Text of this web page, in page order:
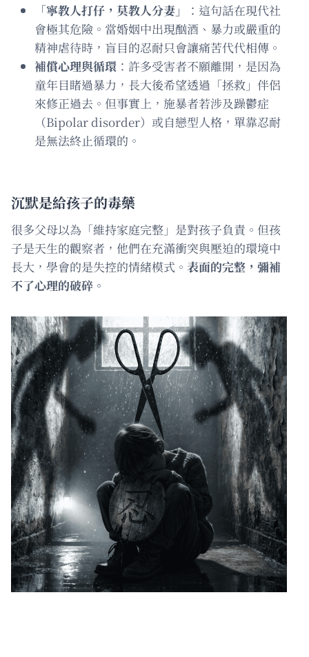
「寧教人打仔，莫教人分妻」
：這句話在現代社
會極其危險。當婚姻中出現酗酒、暴力或嚴重的
精神虐待時，盲目的忍耐只會讓痛苦代代相傳。
補償心理與循環 ：許多受害者不願離開，是因為
童年目睹過暴力，長大後希望透過「拯救」伴侶
來修正過去。但事實上，施暴者若涉及躁鬱症
（Bipolar disorder）或自戀型人格，單靠忍耐
是無法終止循環的。
沉默是給孩子的毒藥
很多父母以為「維持家庭完整」是對孩子負責。但孩
子是天生的觀察者，他們在充滿衝突與壓迫的環境中
長大，學會的是失控的情緒模式。 表面的完整，彌補
不了心理的破碎。